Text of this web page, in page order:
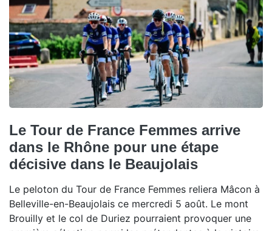
Le Tour de France Femmes arrive
dans le Rhône pour une étape
décisive dans le Beaujolais
Le peloton du Tour de France Femmes reliera Mâcon à
Belleville-en-Beaujolais ce mercredi 5 août. Le mont
Brouilly et le col de Duriez pourraient provoquer une